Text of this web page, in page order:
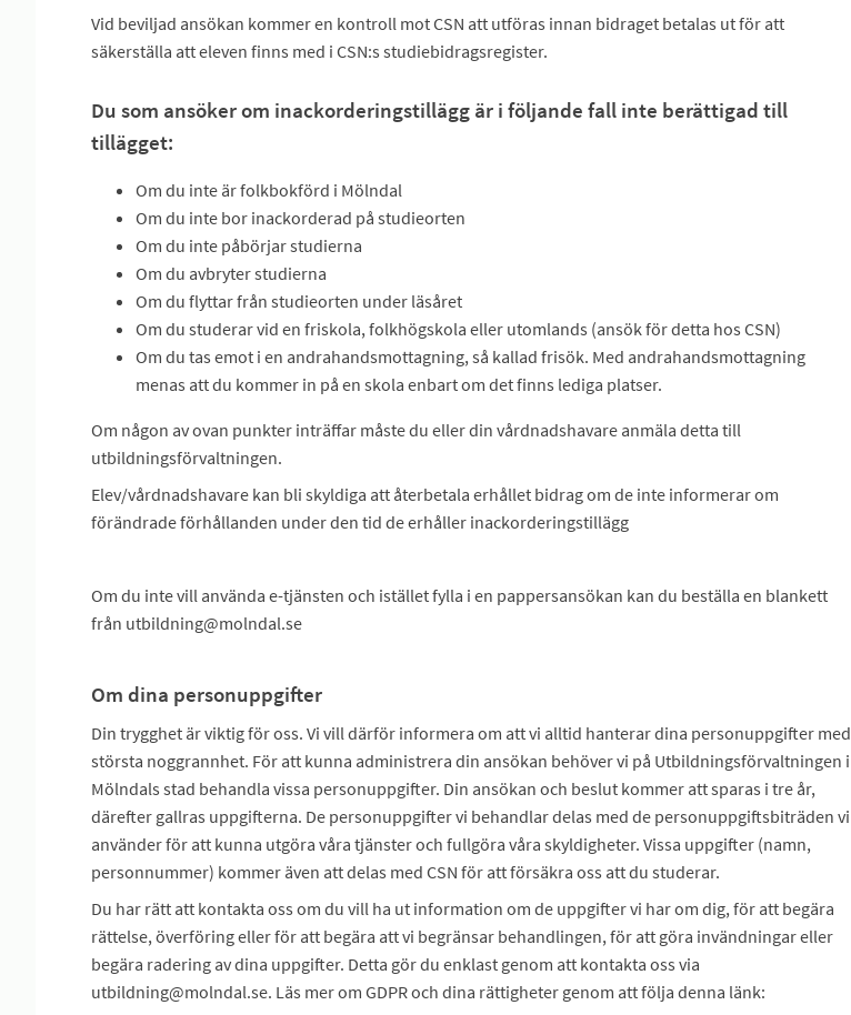
Vid beviljad ansökan kommer en kontroll mot CSN att utföras innan bidraget betalas ut för att
säkerställa att eleven finns med i CSN:s studiebidragsregister.
Du som ansöker om inackorderingstillägg är i följande fall inte berättigad till
tillägget:
Om du inte är folkbokförd i Mölndal
Om du inte bor inackorderad på studieorten
Om du inte påbörjar studierna
Om du avbryter studierna
Om du flyttar från studieorten under läsåret
Om du studerar vid en friskola, folkhögskola eller utomlands (ansök för detta hos CSN)
Om du tas emot i en andrahandsmottagning, så kallad frisök. Med andrahandsmottagning
menas att du kommer in på en skola enbart om det finns lediga platser.
Om någon av ovan punkter inträffar måste du eller din vårdnadshavare anmäla detta till
utbildningsförvaltningen.
Elev/vårdnadshavare kan bli skyldiga att återbetala erhållet bidrag om de inte informerar om
förändrade förhållanden under den tid de erhåller inackorderingstillägg
Om du inte vill använda e-tjänsten och istället fylla i en pappersansökan kan du beställa en blankett
från utbildning@molndal.se
Om dina personuppgifter
Din trygghet är viktig för oss. Vi vill därför informera om att vi alltid hanterar dina personuppgifter med
största noggrannhet. För att kunna administrera din ansökan behöver vi på Utbildningsförvaltningen i
Mölndals stad behandla vissa personuppgifter. Din ansökan och beslut kommer att sparas i tre år,
därefter gallras uppgifterna. De personuppgifter vi behandlar delas med de personuppgiftsbiträden vi
använder för att kunna utgöra våra tjänster och fullgöra våra skyldigheter. Vissa uppgifter (namn,
personnummer) kommer även att delas med CSN för att försäkra oss att du studerar.
Du har rätt att kontakta oss om du vill ha ut information om de uppgifter vi har om dig, för att begära
rättelse, överföring eller för att begära att vi begränsar behandlingen, för att göra invändningar eller
begära radering av dina uppgifter. Detta gör du enklast genom att kontakta oss via
utbildning@molndal.se. Läs mer om GDPR och dina rättigheter genom att följa denna länk: